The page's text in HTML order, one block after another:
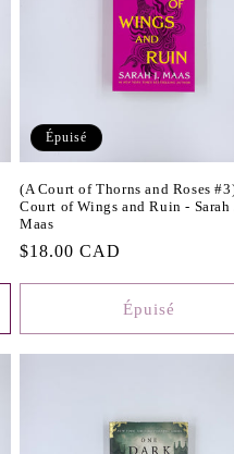
Épuisé
(A Court of Thorns and Roses
Court of Wings and Ruin - Sarah
Maas
Prix
$18.00 CAD
Épuisé